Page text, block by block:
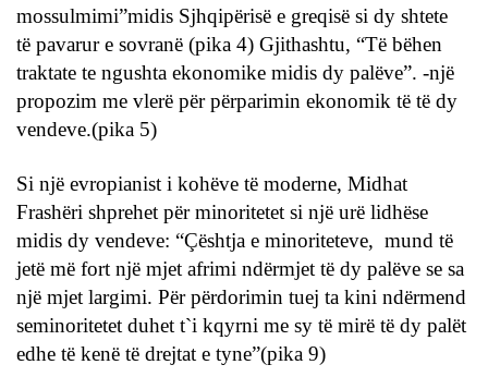
mossulmimi”midis Sjhqipërisë e greqisë si dy shtete
të pavarur e sovranë (pika 4) Gjithashtu, “Të bëhen
traktate te ngushta ekonomike midis dy palëve”. -një
propozim me vlerë për përparimin ekonomik të të dy
vendeve.(pika 5)
Si një evropianist i kohëve të moderne, Midhat
Frashëri shprehet për minoritetet si një urë lidhëse
midis dy vendeve: “Çështja e minoriteteve, mund të
jetë më fort një mjet afrimi ndërmjet të dy palëve se sa
një mjet largimi. Për përdorimin tuej ta kini ndërmend
seminoritetet duhet t`i kqyrni me sy të mirë të dy palët
edhe të kenë të drejtat e tyne”(pika 9)